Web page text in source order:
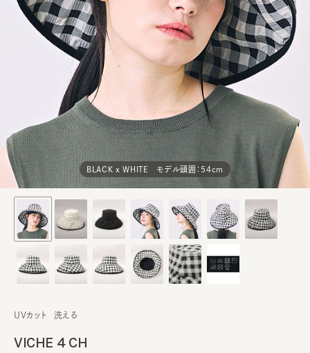
BLACK x WHITE モデル頭囲：54cm
VICHE 4 CH
UVカット 洗える